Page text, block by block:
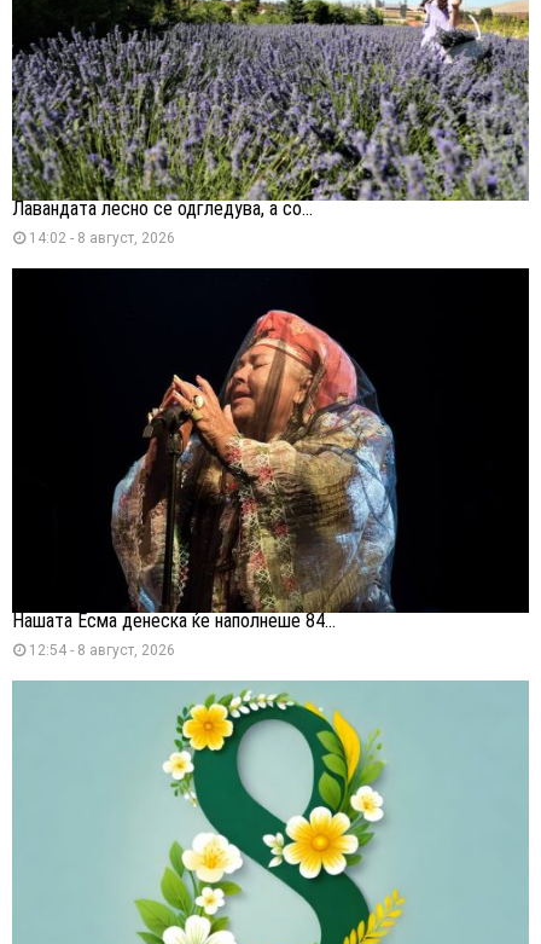
Лавандата лесно се одгледува, а со...
14:02 - 8 август, 2026
Нашата Есма денеска ќе наполнеше 84...
12:54 - 8 август, 2026